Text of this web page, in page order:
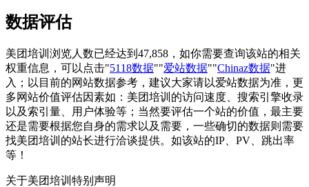
数据评估
美团培训浏览人数已经达到47,858，如你需要查询该站的相关
权重信息，可以点击"5118数据""爱站数据""Chinaz数据"进
入；以目前的网站数据参考，建议大家请以爱站数据为准，更
多网站价值评估因素如：美团培训的访问速度、搜索引擎收录
以及索引量、用户体验等；当然要评估一个站的价值，最主要
还是需要根据您自身的需求以及需要，一些确切的数据则需要
找美团培训的站长进行洽谈提供。如该站的IP、PV、跳出率
等！
关于美团培训 特别声明